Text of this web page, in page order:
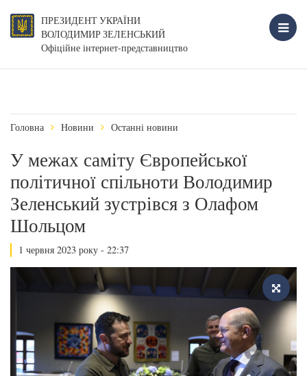
ПРЕЗИДЕНТ УКРАЇНИ
ВОЛОДИМИР ЗЕЛЕНСЬКИЙ
Офіційне інтернет-представництво
Головна Новини Останні новини
У межах саміту Європейської
політичної спільноти Володимир
Зеленський зустрівся з Олафом
Шольцом
1 червня 2023 року - 22:37